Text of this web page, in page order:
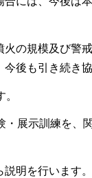
の規模及び警
後も引き続き
展示訓練を、
明を行います。